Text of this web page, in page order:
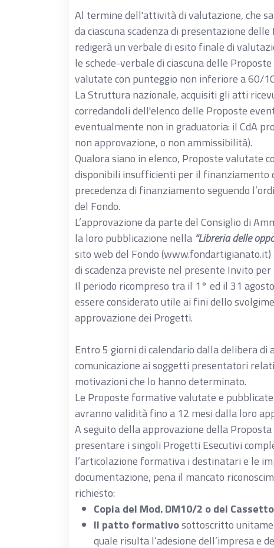
2.3
progettuale rispetto alla
fabbisogno di formazione
2.4
Monitoraggio delle attività e
appropriatezza delle metodologie
scostamenti e relativi correttivi
3 ECONOMICITÀ DELLA PROPOSTA
3.1
Economicità della Proposta
I punti saranno assegnati
(CAmax-CAproject): x = (CAmax-
CAmax= Contributo orario medio
Proposte ritenute conformi
CAproject = Contributo orario
sta valutando
CAmin = Contributo orario medio
Proposte ritenute conformi
Al termine dell'attività di valutazione, che
da ciascuna scadenza di presentazione
redigerà un verbale di esito finale di
le schede-verbale di ciascuna delle
valutate con punteggio non inferiore
La Struttura nazionale, acquisiti gli atti
corredandoli dell'elenco delle Proposte
eventualmente non in graduatoria: il CdA
non approvazione, o non ammissibilità).
Qualora siano in elenco, Proposte valutate
disponibili insufficienti per il finanziamento
precedenza di finanziamento seguendo
del Fondo.
L’approvazione da parte del Consiglio di
la loro pubblicazione nella “Libreria delle
sito web del Fondo
di scadenza previste nel presente Invito
Il periodo ricompreso tra il 1° ed il 31
essere considerato utile ai fini dello
approvazione dei Progetti.
Entro 5 giorni di calendario dalla delibera
comunicazione ai soggetti presentatori
motivazioni che lo hanno determinato.
Le Proposte formative valutate e
avranno validità fino a 12 mesi dalla loro
A seguito della approvazione della
presentare i singoli Progetti Esecutivi
l’articolazione formativa i destinatari e le
documentazione, pena il mancato
richiesto:
Copia del Mod. DM10/2 o del
Il patto formativosottoscritto
quale risulta l’adesione dell’impresa